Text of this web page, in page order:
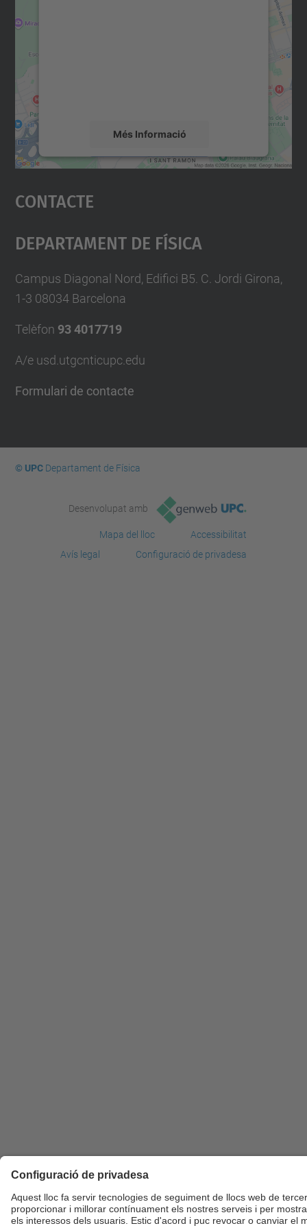
Més Informació
Accepta
powered by
Contacte
Departament De Física
Campus Diagonal Nord, Edifici B5. C. Jordi Girona,
1-3 08034 Barcelona
Telèfon 93 4017719
A/e usd.utgcnticupc.edu
Formulari de contacte
© UPCDepartament de Física
Desenvolupat amb
Mapa del lloc
Accessibilitat
Avís legal
Configuració de privadesa